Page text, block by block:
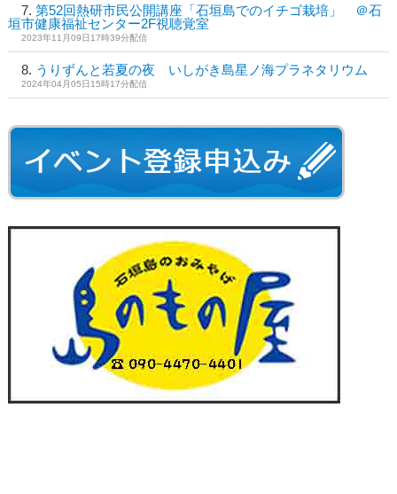
第52回熱研市民公開講座「石垣島でのイチゴ栽培」 ＠石
垣市健康福祉センター2F視聴覚室
2023年11月09日17時39分配信
うりずんと若夏の夜 いしがき島星ノ海プラネタリウム
2024年04月05日15時17分配信